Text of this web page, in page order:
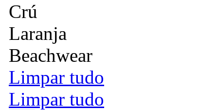
Crú
Laranja
Beachwear
Limpar tudo
Limpar tudo